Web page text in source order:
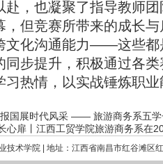
赴，也凝聚了指导教师
竞赛所带来的成长与
文化沟通能力——这些都
同步提升，积极通过各
习热情，以实战锤炼职
国展时代风采 —— 旅游商务系五
心扉丨江西工贸学院旅游商务系在
技术学院 | 地址：江西省南昌市红谷滩